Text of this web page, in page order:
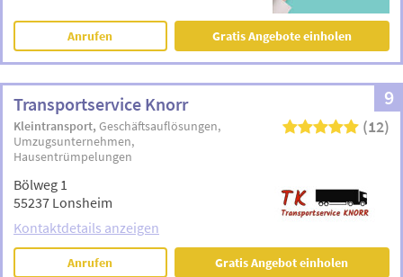
Anrufen Gratis Angebote einholen
9
Transportservice Knorr
Kleintransport Geschäftsauflösungen
Umzugsunternehmen
Hausentrümpelungen
(12)
Bölweg 1
55237 Lonsheim
Kontaktdetails anzeigen
Anrufen Gratis Angebot einholen